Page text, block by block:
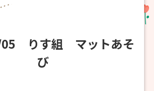
りす組 マットあそ
び